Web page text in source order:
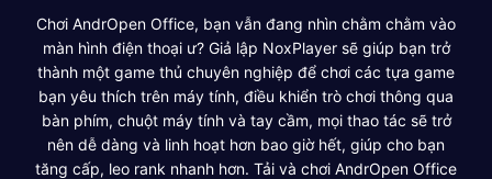
Chơi AndrOpen Office, bạn vẫn đang nhìn chằm chằm vào
màn hình điện thoại ư? Giả lập NoxPlayer sẽ giúp bạn trở
thành một game thủ chuyên nghiệp để chơi các tựa game
bạn yêu thích trên máy tính, điều khiển trò chơi thông qua
bàn phím, chuột máy tính và tay cầm, mọi thao tác sẽ trở
nên dễ dàng và linh hoạt hơn bao giờ hết, giúp cho bạn
tăng cấp, leo rank nhanh hơn. Tải và chơi AndrOpen Office